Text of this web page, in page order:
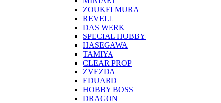
ZOUKEI MURA
REVELL
DAS WERK
SPECIAL HOBBY
HASEGAWA
TAMIYA
CLEAR PROP
ZVEZDA
EDUARD
HOBBY BOSS
DRAGON